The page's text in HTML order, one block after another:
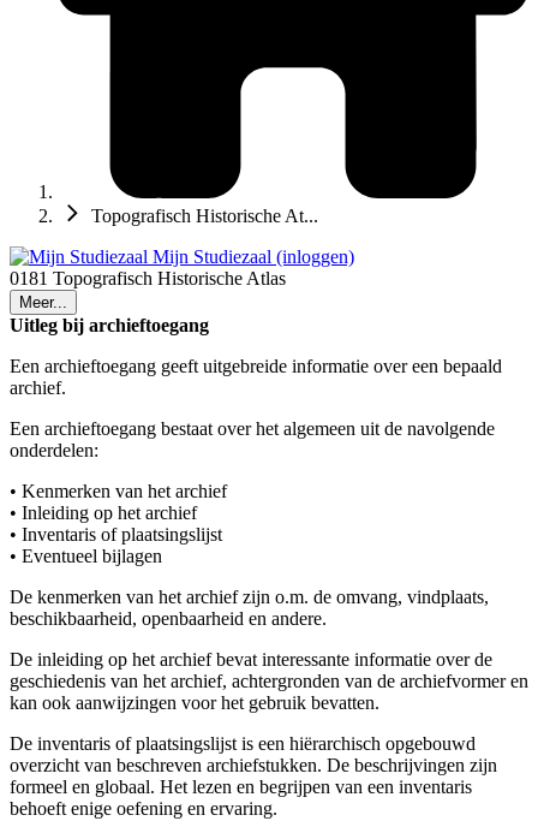
Topografisch Historische At...
Mijn Studiezaal (inloggen)
0181 Topografisch Historische Atlas
Meer...
Uitleg bij archieftoegang
Een archieftoegang geeft uitgebreide informatie over een bepaald
archief.
Een archieftoegang bestaat over het algemeen uit de navolgende
onderdelen:
• Kenmerken van het archief
• Inleiding op het archief
• Inventaris of plaatsingslijst
• Eventueel bijlagen
De kenmerken van het archief zijn o.m. de omvang, vindplaats,
beschikbaarheid, openbaarheid en andere.
De inleiding op het archief bevat interessante informatie over de
geschiedenis van het archief, achtergronden van de archiefvormer en
kan ook aanwijzingen voor het gebruik bevatten.
De inventaris of plaatsingslijst is een hiërarchisch opgebouwd
overzicht van beschreven archiefstukken. De beschrijvingen zijn
formeel en globaal. Het lezen en begrijpen van een inventaris
behoeft enige oefening en ervaring.